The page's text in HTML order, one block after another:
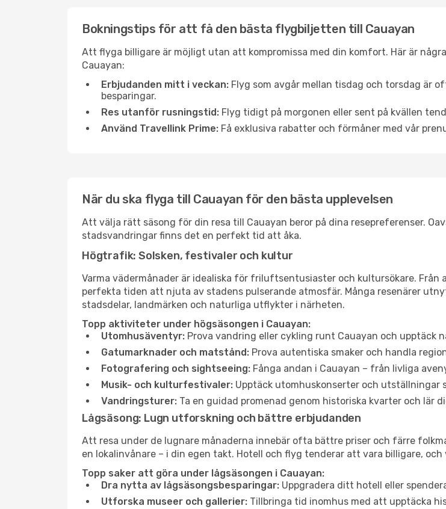
Bokningstips för att få den bästa flygbiljetten till Cauayan
Att flyga billigare är möjligt utan att kompromissa med din komfort. Här är
Cauayan:
Erbjudanden mitt i veckan: Flyg som avgår mellan tisdag och torsdag är
besparingar.
Res utanför rusningstid: Flyg tidigt på morgonen eller sent på kvällen
Använd Travellink Prime: Få exklusiva rabatter och förmåner med vår
När du ska flyga till Cauayan för den bästa upplevelsen
Att välja rätt säsong för din resa till Cauayan beror på dina resepreferenser.
stadsvandringar finns det en perfekt tid att åka.
Högtrafik: Solsken, festivaler och kultur
Varma vädermånader är idealiska för friluftsentusiaster och kultursökare.
perfekta tiden att njuta av stadens pulserande atmosfär. Många resenärer
stadsdelar, landmärken och naturliga utflykter i närheten.
Topp aktiviteter under högsäsongen i Cauayan:
Utomhusäventyr: Prova vandring eller cykling runt Cauayan och upptäck
Gatumarknader och matstånd: Prova autentiska smaker och handla
Fotografering och sightseeing: Fånga andan i Cauayan – från livliga
Musik- och kulturfestivaler: Upptäck utomhuskonserter och utställningar
Vandringsturer: Ta en guidad promenad genom historiska kvarter och lär
Lågsäsong: Lugn utforskning och bättre erbjudanden
Att resa under de lugnare månaderna innebär ofta bättre priser och färre
en lokalinvånare – i din egen takt. Hotell och flyg tenderar att vara billigare,
Topp saker att göra under lågsäsongen i Cauayan:
Dra nytta av lågsäsongsbesparingar: Uppgradera ditt hotell eller
Utforska museer och gallerier: Tillbringa tid inomhus med att upptäcka